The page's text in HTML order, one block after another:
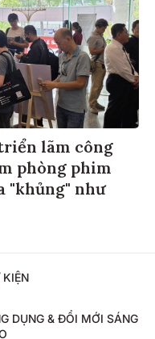
lãm công
phòng phim
"khủng" như
KIỆN
DỤNG & ĐỔI MỚI SÁNG